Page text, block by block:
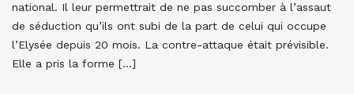
national. Il leur permettrait de ne pas succomber à l’assaut
de séduction qu’ils ont subi de la part de celui qui occupe
l’Elysée depuis 20 mois. La contre-attaque était prévisible.
Elle a pris la forme […]